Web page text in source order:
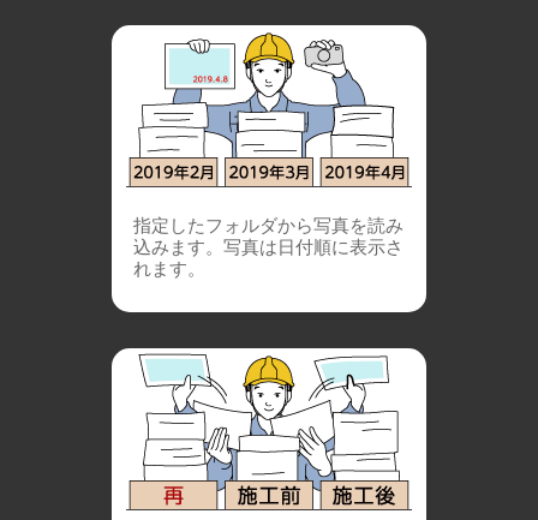
指定したフォルダから写真を読み
込みます。写真は日付順に表示さ
れます。